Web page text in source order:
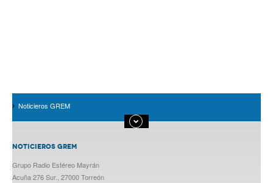
Noticieros GREM
NOTICIEROS GREM
Grupo Radio Estéreo Mayrán
Acuña 276 Sur., 27000 Torreón